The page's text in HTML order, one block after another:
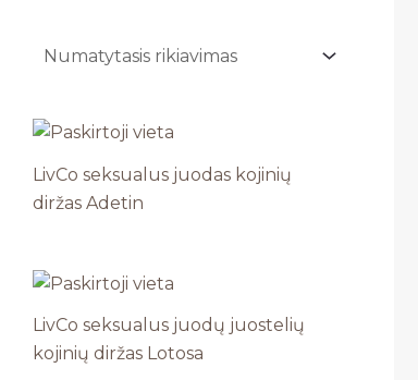
LivCo seksualus juodas kojinių
diržas Adetin
LivCo seksualus juodų juostelių
kojinių diržas Lotosa